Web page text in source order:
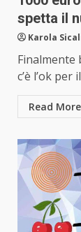
spetta il
Karola
Finalmente
c’è l’ok
Read More